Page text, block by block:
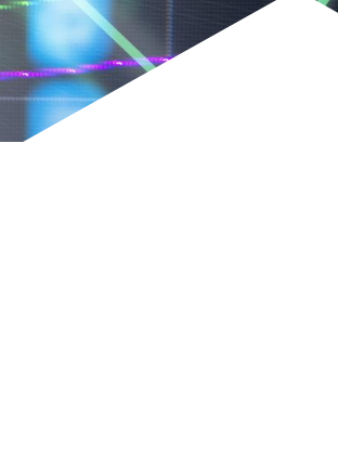
Alternance
Enseignement à distance
Validation des Acquis de
l'Expérience (VAE)
Validation des études